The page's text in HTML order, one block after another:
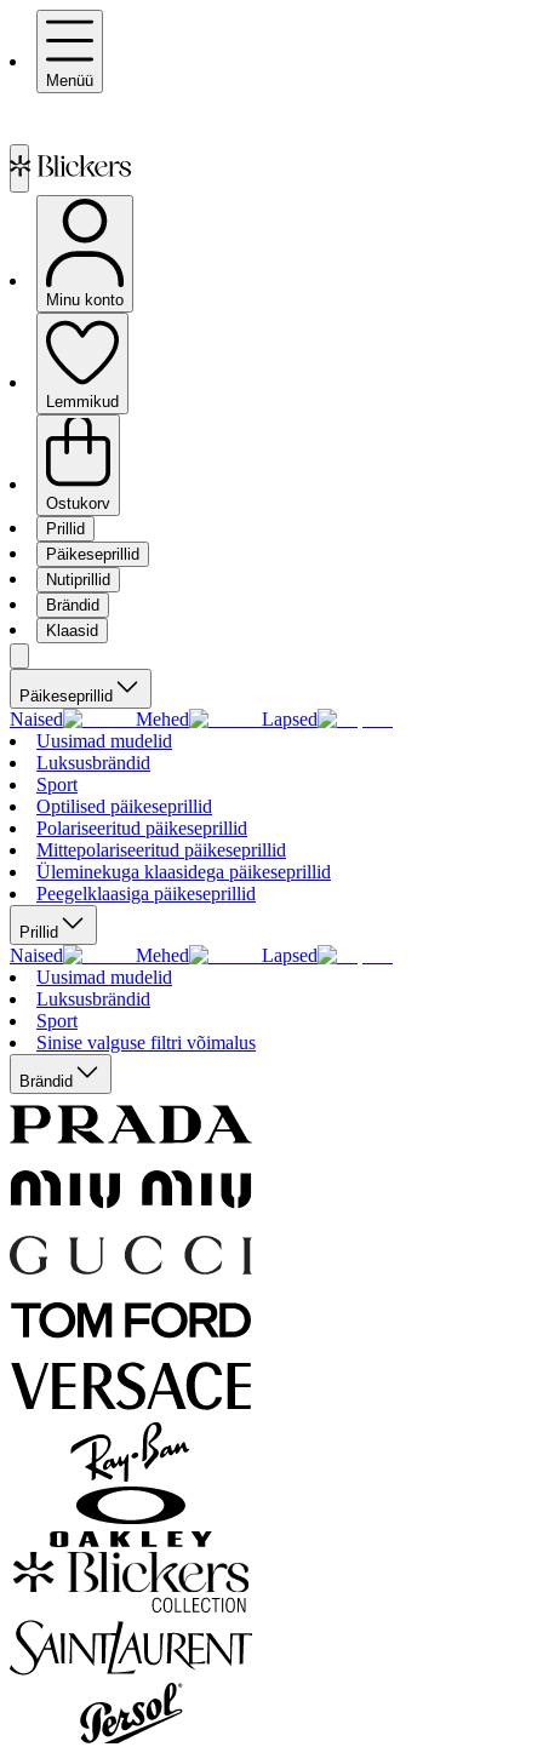
Menüü
Minu konto
Lemmikud
Ostukorv
Prillid
Päikeseprillid
Nutiprillid
Brändid
Klaasid
Päikeseprillid
Naised Mehed
Lapsed
Uusimad mudelid
Luksusbrändid
Sport
Optilised päikeseprillid
Polariseeritud päikeseprillid
Mittepolariseeritud päikeseprillid
Üleminekuga klaasidega päikeseprillid
Peegelklaasiga päikeseprillid
Prillid
Naised Mehed
Lapsed
Uusimad mudelid
Luksusbrändid
Sport
Sinise valguse filtri võimalus
Brändid